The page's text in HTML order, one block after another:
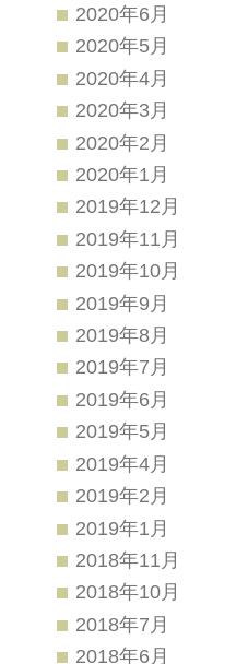
2020年6月
2020年5月
2020年4月
2020年3月
2020年2月
2020年1月
2019年12月
2019年11月
2019年10月
2019年9月
2019年8月
2019年7月
2019年6月
2019年5月
2019年4月
2019年2月
2019年1月
2018年11月
2018年10月
2018年7月
2018年6月